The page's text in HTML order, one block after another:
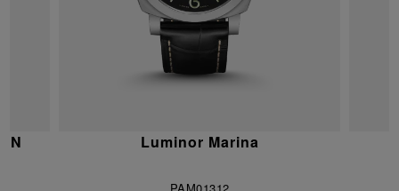
Luminor Marina